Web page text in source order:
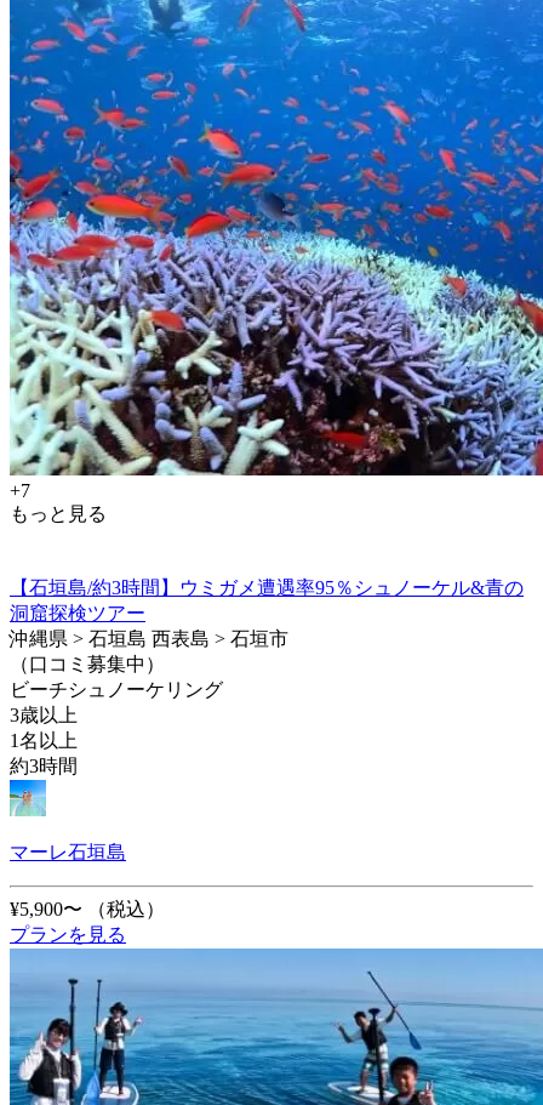
+7
もっと見る
【石垣島/約3時間】ウミガメ遭遇率95％シュノーケル&青の
洞窟探検ツアー
沖縄県 > 石垣島 西表島 > 石垣市
（口コミ募集中）
ビーチシュノーケリング
3歳以上
1名以上
約3時間
マーレ石垣島
¥5,900〜
（税込）
プランを見る